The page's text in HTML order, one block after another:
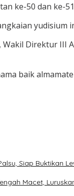
ke-50 dan
yudisium
Direktur III
baik
Siap Buktikan
Macet,